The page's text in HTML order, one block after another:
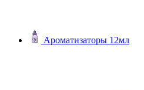
Ароматизаторы 12мл